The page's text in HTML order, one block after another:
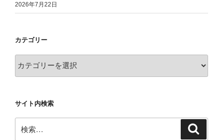
2026年7月22日
カテゴリー
テ
ー
サイト内検索
索: